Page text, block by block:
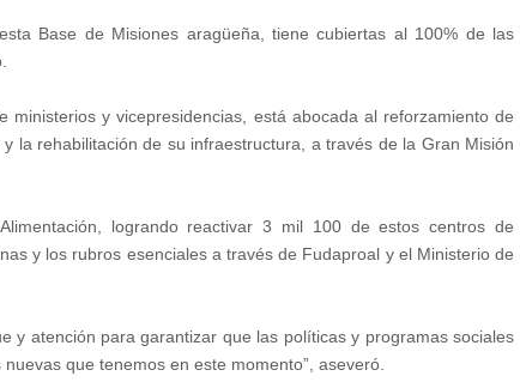
Base de Misiones aragüeña, tiene cubiertas al 100% de las
ministerios y vicepresidencias, está abocada al reforzamiento de
la rehabilitación de su infraestructura, a través de la Gran Misión
logrando reactivar 3 mil 100 de estos centros de
y los rubros esenciales a través de Fudaproal y el Ministerio de
y atención para garantizar que las políticas y programas sociales
que tenemos en este momento”, aseveró.